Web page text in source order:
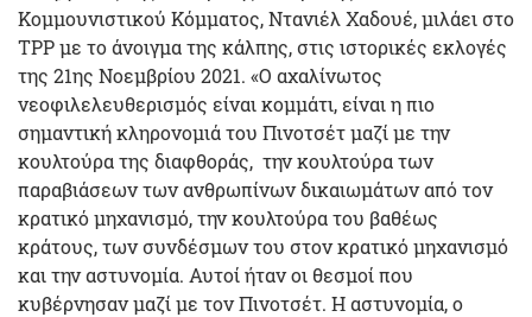
Κομμουνιστικού Κόμματος, Ντανιέλ Χαδουέ, μιλάει στο
ΤΡΡ με το άνοιγμα της κάλπης, στις ιστορικές εκλογές
της 21ης Νοεμβρίου 2021. «Ο αχαλίνωτος
νεοφιλελευθερισμός είναι κομμάτι, είναι η πιο
σημαντική κληρονομιά του Πινοτσέτ μαζί με την
κουλτούρα της διαφθοράς, την κουλτούρα των
παραβιάσεων των ανθρωπίνων δικαιωμάτων από τον
κρατικό μηχανισμό, την κουλτούρα του βαθέως
κράτους, των συνδέσμων του στον κρατικό μηχανισμό
και την αστυνομία. Αυτοί ήταν οι θεσμοί που
κυβέρνησαν μαζί με τον Πινοτσέτ. Η αστυνομία, ο